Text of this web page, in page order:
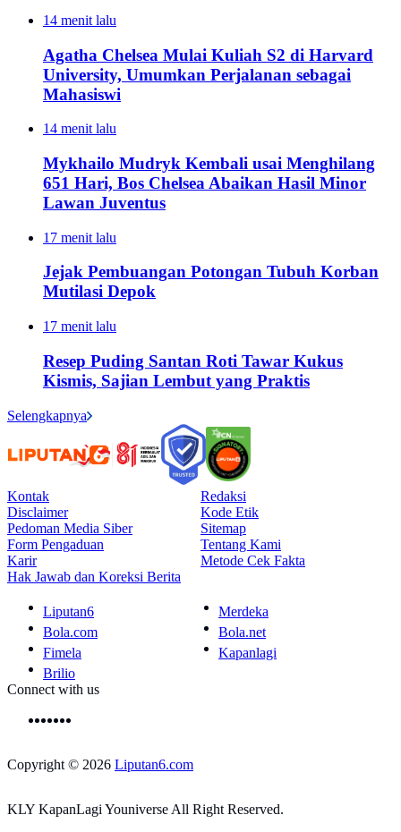
14 menit lalu
Agatha Chelsea Mulai Kuliah S2 di Harvard
University, Umumkan Perjalanan sebagai
Mahasiswi
14 menit lalu
Mykhailo Mudryk Kembali usai Menghilang
651 Hari, Bos Chelsea Abaikan Hasil Minor
Lawan Juventus
17 menit lalu
Jejak Pembuangan Potongan Tubuh Korban
Mutilasi Depok
17 menit lalu
Resep Puding Santan Roti Tawar Kukus
Kismis, Sajian Lembut yang Praktis
Selengkapnya
Kontak
Redaksi
Disclaimer
Kode Etik
Pedoman Media Siber
Sitemap
Form Pengaduan
Tentang Kami
Karir
Metode Cek Fakta
Hak Jawab dan Koreksi Berita
Liputan6
Merdeka
Bola.com
Bola.net
Fimela
Kapanlagi
Brilio
Connect with us
Copyright © 2026 Liputan6.com
KLY KapanLagi Youniverse All Right Reserved.